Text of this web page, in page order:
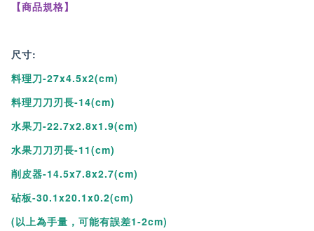
料理刀。
●刀體硬度高，不易造成磨損，永保鋒利。
※商品無保固，自行使用斷裂與本商品日本製京瓷刀刃無關!
※陶瓷抗菌刀，自行切斷屬於個人
【商品規格】
尺寸:
料理刀-27x4.5x2(cm)
料理刀刀刃長-14(cm)
水果刀-22.7x2.8x1.9(cm)
水果刀刀刃長-11(cm)
削皮器-14.5x7.8x2.7(cm)
砧板-30.1x20.1x0.2(cm)
(以上為手量，可能有誤差1-2cm)